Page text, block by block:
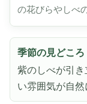
の花びらやしべ
季節の見どころ
紫のしべが引
い雰囲気が自然